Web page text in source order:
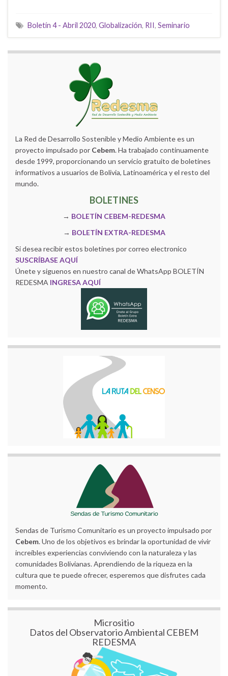
Boletín 4 - Abril 2020, Globalización, RII, Seminario
La Red de Desarrollo Sostenible y Medio Ambiente es un
proyecto impulsado por Cebem. Ha trabajado continuamente
desde 1999, proporcionando un servicio gratuito de boletines
informativos a usuarios de Bolivia, Latinoamérica y el resto del
mundo.
BOLETINES
→ BOLETÍN CEBEM-REDESMA
→ BOLETÍN EXTRA-REDESMA
Si desea recibir estos boletines por correo electronico
SUSCRÍBASE AQUÍ
Únete y siguenos en nuestro canal de WhatsApp BOLETÍN
REDESMA INGRESA AQUÍ
Sendas de Turismo Comunitario es un proyecto impulsado por
Cebem. Uno de los objetivos es brindar la oportunidad de vivir
increíbles experiencias conviviendo con la naturaleza y las
comunidades Bolivianas. Aprendiendo de la riqueza en la
cultura que te puede ofrecer, esperemos que disfrutes cada
momento.
Micrositio
Datos del Observatorio Ambiental CEBEM
REDESMA